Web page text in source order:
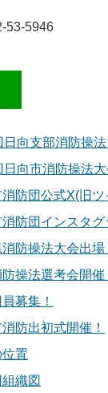
53-5946
日向支部消防操
日向市消防操法
消防団公式X(旧
消防団インスタグ
防操法大会出場
操法選考会開催
募集！
防出初式開催！
置
織図